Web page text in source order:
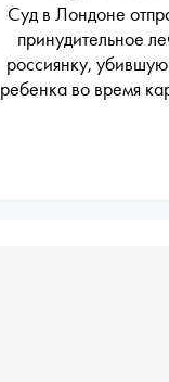
Суд в Лондоне
принудительное
россиянку,
ребенка во время